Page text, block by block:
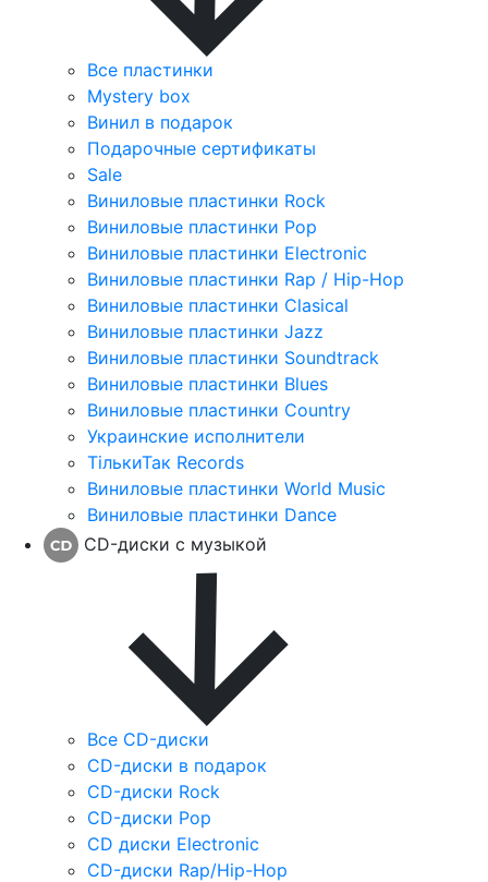
Все пластинки
Mystery box
Винил в подарок
Подарочные сертификаты
Sale
Виниловые пластинки Rock
Виниловые пластинки Pop
Виниловые пластинки Electronic
Виниловые пластинки Rap / Hip-Hop
Виниловые пластинки Clasical
Виниловые пластинки Jazz
Виниловые пластинки Soundtrack
Виниловые пластинки Blues
Виниловые пластинки Country
Украинские исполнители
ТількиТак Records
Виниловые пластинки World Music
Виниловые пластинки Dance
CD-диски с музыкой
Все CD-диски
CD-диски в подарок
CD-диски Rock
CD-диски Pop
CD диски Electronic
CD-диски Rap/Hip-Hop